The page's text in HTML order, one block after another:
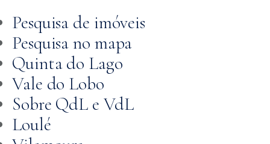
Pesquisa de imóveis
Pesquisa no mapa
Quinta do Lago
Vale do Lobo
Sobre QdL e VdL
Loulé